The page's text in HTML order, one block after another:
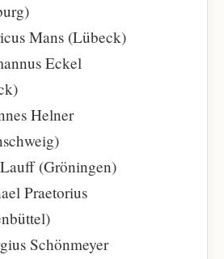
Mans (Lübeck)
Eckel
Helner
(Gröningen)
Praetorius
Schönmeyer